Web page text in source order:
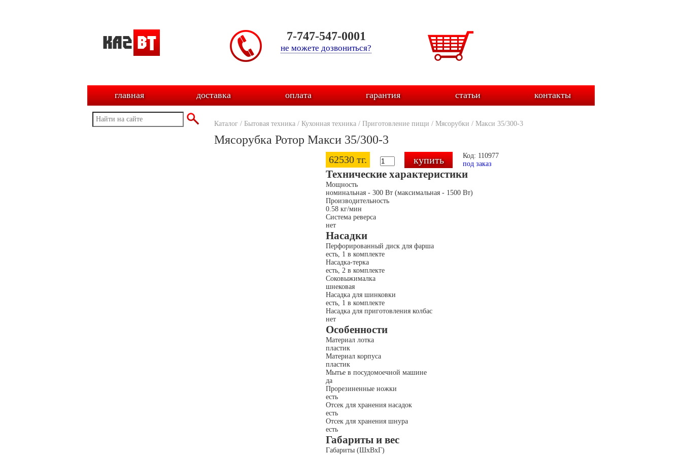
7-747-547-0001
не можете дозвониться?
главная доставка оплата гарантия статьи контакты
Каталог / Бытовая техника / Кухонная техника / Приготовление пищи / Мясорубки / Макси 35/300-3
Мясорубка Ротор Макси 35/300-3
62530 тг.
Код: 110977
под заказ
Технические характеристики
Мощность
номинальная - 300 Вт (максимальная - 1500 Вт)
Производительность
0.58 кг/мин
Система реверса
нет
Насадки
Перфорированный диск для фарша
есть, 1 в комплекте
Насадка-терка
есть, 2 в комплекте
Соковыжималка
шнековая
Насадка для шинковки
есть, 1 в комплекте
Насадка для приготовления колбас
нет
Особенности
Материал лотка
пластик
Материал корпуса
пластик
Мытье в посудомоечной машине
да
Прорезиненные ножки
есть
Отсек для хранения насадок
есть
Отсек для хранения шнура
есть
Габариты и вес
Габариты (ШxВxГ)